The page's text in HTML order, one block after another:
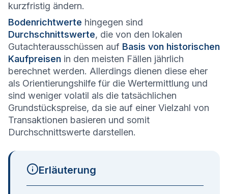
kurzfristig ändern.
Bodenrichtwerte hingegen sind
Durchschnittswerte, die von den lokalen
Gutachterausschüssen auf Basis von historischen
Kaufpreisen in den meisten Fällen jährlich
berechnet werden. Allerdings dienen diese eher
als Orientierungshilfe für die Wertermittlung und
sind weniger volatil als die tatsächlichen
Grundstückspreise, da sie auf einer Vielzahl von
Transaktionen basieren und somit
Durchschnittswerte darstellen.
Erläuterung